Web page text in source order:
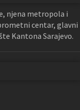
njena metropola i
centar, glavni
Kantona Sarajevo.